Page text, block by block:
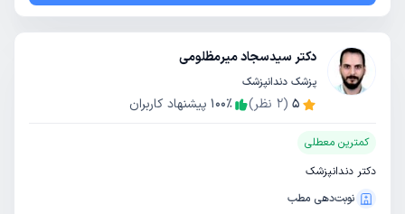
دکتر سیدسجاد میرمظلومی
پزشک دندانپزشک
5
(
2 نظر) 100٪ پیشنهاد کاربران
کمترین معطلی
دکتر دندانپزشک
نوبت‌دهی مطب